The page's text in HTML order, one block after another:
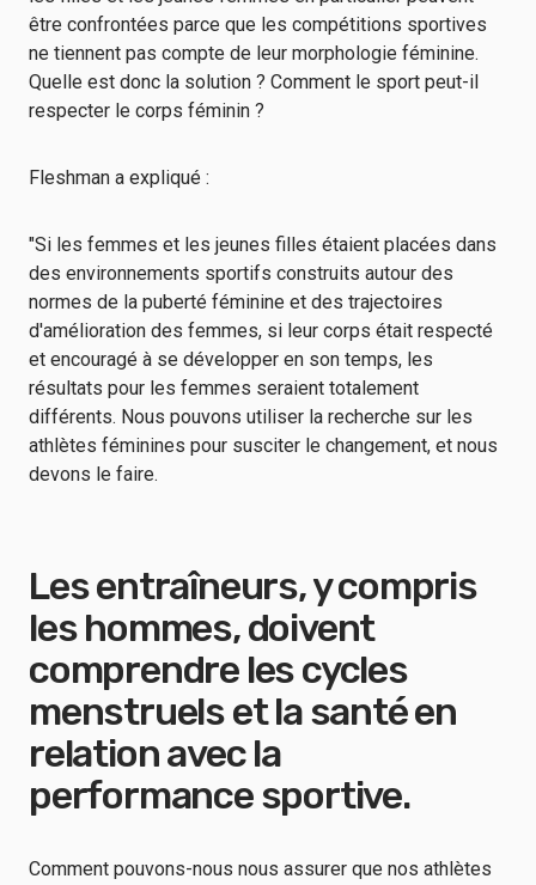
être confrontées parce que les compétitions sportives
ne tiennent pas compte de leur morphologie féminine.
Quelle est donc la solution ? Comment le sport peut-il
respecter le corps féminin ?
Fleshman a expliqué :
"Si les femmes et les jeunes filles étaient placées dans
des environnements sportifs construits autour des
normes de la puberté féminine et des trajectoires
d'amélioration des femmes, si leur corps était respecté
et encouragé à se développer en son temps, les
résultats pour les femmes seraient totalement
différents. Nous pouvons utiliser la recherche sur les
athlètes féminines pour susciter le changement, et nous
devons le faire.
Les entraîneurs, y compris
les hommes, doivent
comprendre les cycles
menstruels et la santé en
relation avec la
performance sportive.
Comment pouvons-nous nous assurer que nos athlètes